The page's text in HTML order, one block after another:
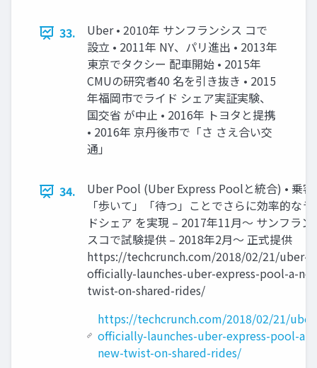
33.
Uber • 2010年 サンフランシス コで
設立 • 2011年 NY、パリ進出 • 2013年
東京でタクシー 配車開始 • 2015年
CMUの研究者40 名を引き抜き • 2015
年福岡市でライド シェア実証実験、
国交省 が中止 • 2016年 トヨタと提携
• 2016年 京丹後市で「さ さえ合い交
通」
34.
Uber Pool (Uber Express Poolと統合) • 乗
「歩いて」「待つ」ことでさらに効率的なラ
ドシェア を実現 – 2017年11月〜 サンフラン
スコで試験提供 – 2018年2月〜 正式提供
https://techcrunch.com/2018/02/21/uber-
officially-launches-uber-express-pool-a-
twist-on-shared-rides/
https://techcrunch.com/2018/02/21/
officially-launches-uber-express-pool-a-
new-twist-on-shared-rides/